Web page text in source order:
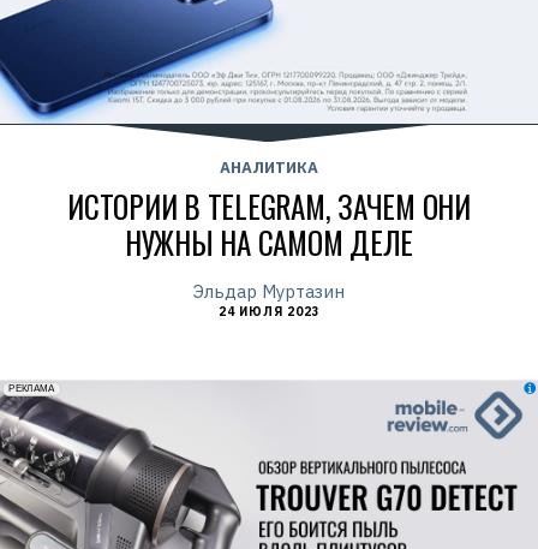
АНАЛИТИКА
ИСТОРИИ В TELEGRAM, ЗАЧЕМ ОНИ
НУЖНЫ НА САМОМ ДЕЛЕ
Эльдар Муртазин
24 ИЮЛЯ 2023
erid: 2VfnxxmNzs5
РЕКЛАМА